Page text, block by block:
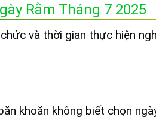
Rằm Tháng 7 2025
và thời gian thực hiện
khoăn không biết chọn